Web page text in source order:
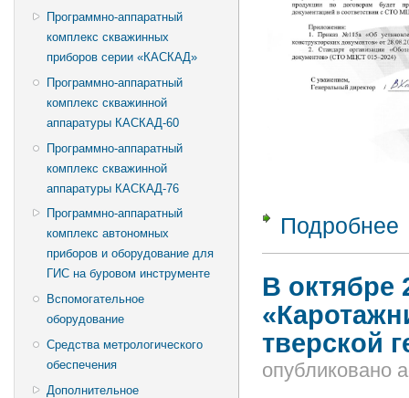
Программно-аппаратный
комплекс скважинных
приборов серии «КАСКАД»
Программно-аппаратный
комплекс скважинной
аппаратуры КАСКАД-60
Программно-аппаратный
комплекс скважинной
аппаратуры КАСКАД-76
Программно-аппаратный
комплекс автономных
приборов и оборудование для
ГИС на буровом инструменте
Вспомогательное
оборудование
Средства метрологического
обеспечения
Дополнительное
Подробнее
В октябре
тверской
опубликовано